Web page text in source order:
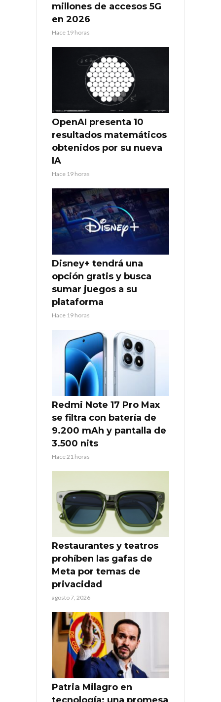
millones de accesos 5G
en 2026
Hace 19 horas
OpenAI presenta 10
resultados matemáticos
obtenidos por su nueva
IA
Hace 19 horas
Disney+ tendrá una
opción gratis y busca
sumar juegos a su
plataforma
Hace 19 horas
Redmi Note 17 Pro Max
se filtra con batería de
9.200 mAh y pantalla de
3.500 nits
Hace 21 horas
Restaurantes y teatros
prohíben las gafas de
Meta por temas de
privacidad
agosto 7, 2026
Patria Milagro en